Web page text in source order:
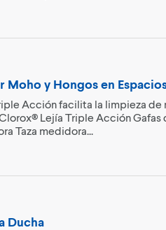
Moho y Hongos en
Acción facilita la limpieza de
Lejía Triple Acción
Taza medidora...
Ducha